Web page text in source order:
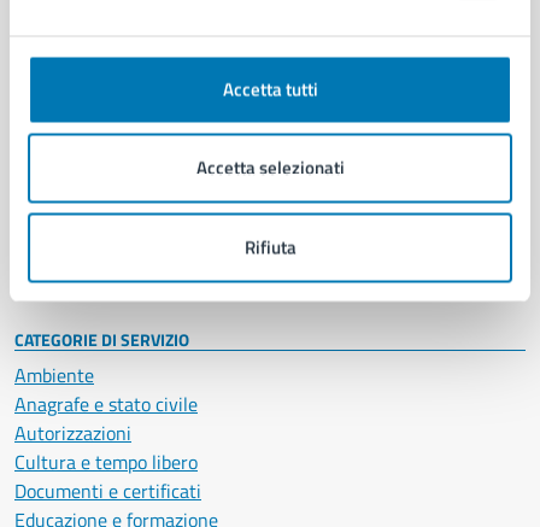
Accetta tutti
Accetta selezionati
Rifiuta
Organi di governo
Enti e fondazioni
Personale amministrativo
Intranet, posta aziendale e protocollo
CATEGORIE DI SERVIZIO
Ambiente
Anagrafe e stato civile
Autorizzazioni
Cultura e tempo libero
Documenti e certificati
Educazione e formazione